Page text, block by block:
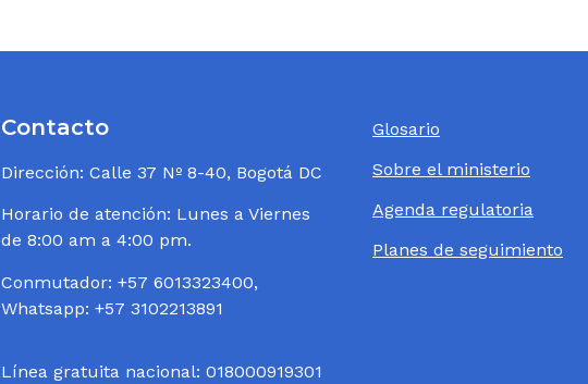
Contacto
Dirección: Calle 37 Nº 8-40, Bogotá DC
Horario de atención: Lunes a Viernes
de 8:00 am a 4:00 pm.
Conmutador: +57 6013323400,
Whatsapp: +57 3102213891
Línea gratuita nacional: 018000919301
Glosario
Sobre el ministerio
Agenda regulatoria
Planes de seguimiento